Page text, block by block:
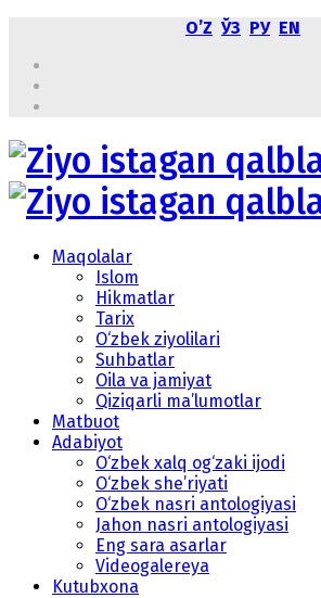
OʼZ ЎЗ РУ EN
Maqolalar
Islom
Hikmatlar
Tarix
O‘zbek ziyolilari
Suhbatlar
Oila va jamiyat
Qiziqarli ma’lumotlar
Matbuot
Adabiyot
O‘zbek xalq og‘zaki ijodi
O‘zbek she’riyati
O‘zbek nasri antologiyasi
Jahon nasri antologiyasi
Eng sara asarlar
Videogalereya
Kutubxona